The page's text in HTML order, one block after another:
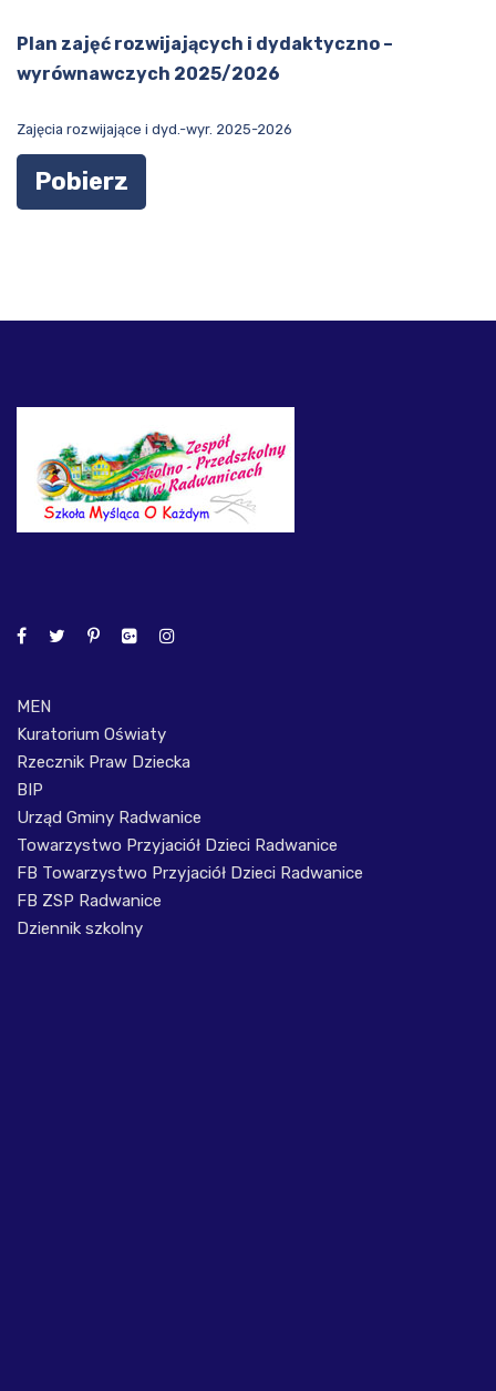
Plan zajęć rozwijających i dydaktyczno –
wyrównawczych 2025/2026
Zajęcia rozwijające i dyd.-wyr. 2025-2026
Pobierz
MEN
Kuratorium Oświaty
Rzecznik Praw Dziecka
BIP
Urząd Gminy Radwanice
Towarzystwo Przyjaciół Dzieci Radwanice
FB Towarzystwo Przyjaciół Dzieci Radwanice
FB ZSP Radwanice
Dziennik szkolny